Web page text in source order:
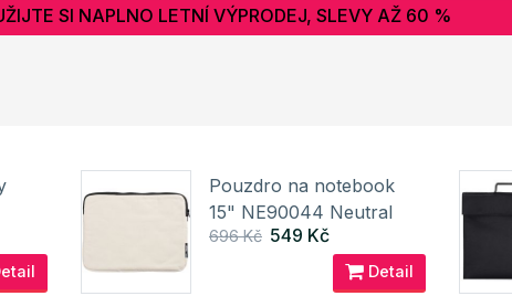
SI NAPLNO LETNÍ VÝPRODEJ, SLEVY AŽ 60 %
Pouzdro na notebook
15" NE90044 Neutral
696 Kč 549 Kč
Detail